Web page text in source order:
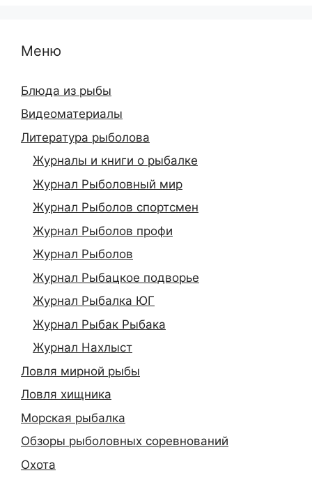
Меню
Блюда из рыбы
Видеоматериалы
Литература рыболова
Журналы и книги о рыбалке
Журнал Рыболовный мир
Журнал Рыболов спортсмен
Журнал Рыболов профи
Журнал Рыболов
Журнал Рыбацкое подворье
Журнал Рыбалка ЮГ
Журнал Рыбак Рыбака
Журнал Нахлыст
Ловля мирной рыбы
Ловля хищника
Морская рыбалка
Обзоры рыболовных соревнований
Охота